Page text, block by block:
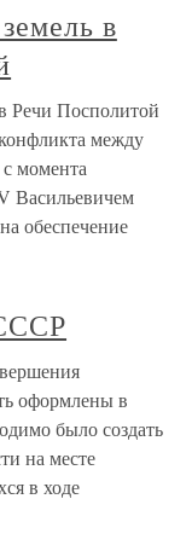
в
Речи Посполитой
между
момента
Васильевичем
обеспечение
оформлены в
было создать
на месте
в ходе